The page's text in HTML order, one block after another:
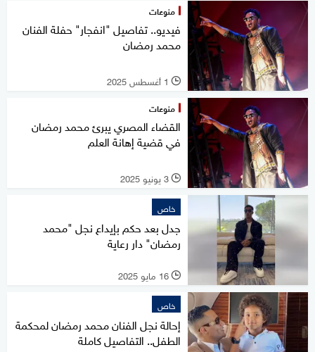
منوعات
فيديو.. تفاصيل "انفجار" حفلة الفنان
محمد رمضان
l 1 أغسطس 2025
منوعات
القضاء المصري يبرئ محمد رمضان
في قضية إهانة العلم
l 3 يونيو 2025
خاص
جدل بعد حكم بإيداع نجل "محمد
رمضان" دار رعاية
l 16 مايو 2025
خاص
إحالة نجل الفنان محمد رمضان لمحكمة
الطفل.. التفاصيل كاملة